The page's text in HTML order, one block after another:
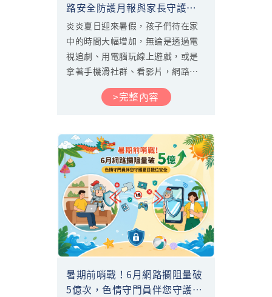
路安全防護月報與家長守護指
南
炎炎夏日迎來暑假，孩子們待在家
中的時間大幅增加，無論是透過電
視追劇、用電腦玩線上遊戲，或是
拿著手機滑社群、看影片，網路已
成為暑期娛樂與學習不可或缺的一
環。為了幫助家長掌握孩子在暑假
心的數位生活，我們整理了2026年
7月中華電信「色情守門員」在家用
寬頻與行動網路環境下的最新防護
數據與趨勢，帶您一探暑期的網路
防護重點！...
>完整內容
暑期前哨戰！6月網路攔阻量破
5億次，色情守門員伴您守護夏